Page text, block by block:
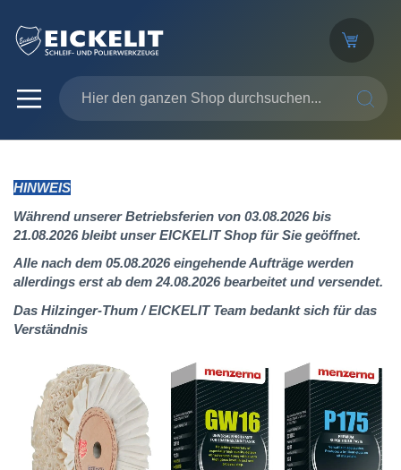
SUCHE
HINWEIS
Während unserer Betriebsferien von 03.08.2026 bis
21.08.2026 bleibt unser EICKELIT Shop für Sie geöffnet.
Alle nach dem 05.08.2026 eingehende Aufträge werden
allerdings erst ab dem 24.08.2026 bearbeitet und versendet.
Das Hilzinger-Thum / EICKELIT Team bedankt sich für das
Verständnis
Bildergalerie
springen